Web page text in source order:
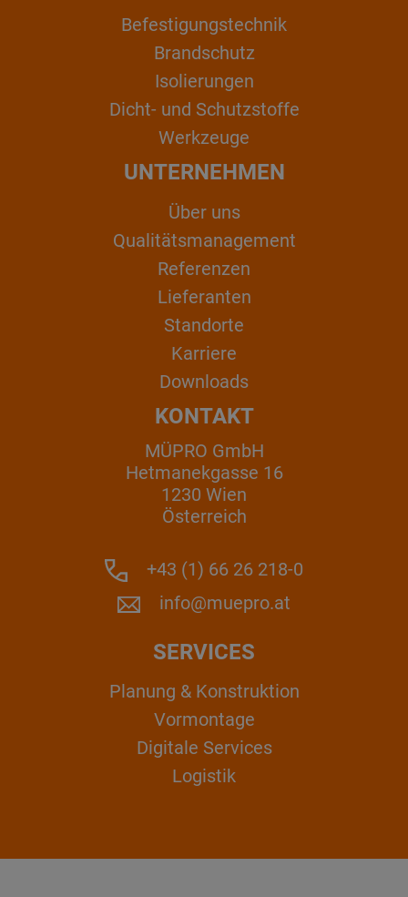
Befestigungstechnik
Brandschutz
Isolierungen
Dicht- und Schutzstoffe
Werkzeuge
UNTERNEHMEN
Über uns
Qualitätsmanagement
Referenzen
Lieferanten
Standorte
Karriere
Downloads
KONTAKT
MÜPRO GmbH
Hetmanekgasse 16
1230 Wien
Österreich
+43 (1) 66 26 218-0
info@muepro.at
SERVICES
Planung & Konstruktion
Vormontage
Digitale Services
Logistik